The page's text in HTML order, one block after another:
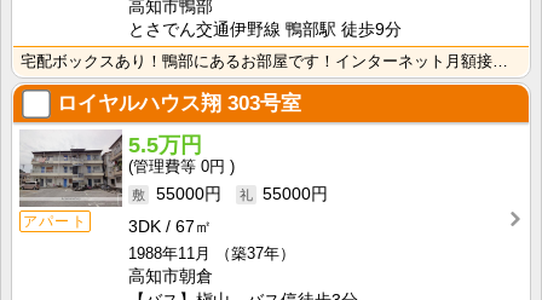
高知市鴨部
とさでん交通伊野線 鴨部駅 徒歩9分
ロイヤルハウス翔 303号室
アパート
5.5万円
0円
55000円
55000円
3DK
67㎡
1988年11月
（築37年）
高知市朝倉